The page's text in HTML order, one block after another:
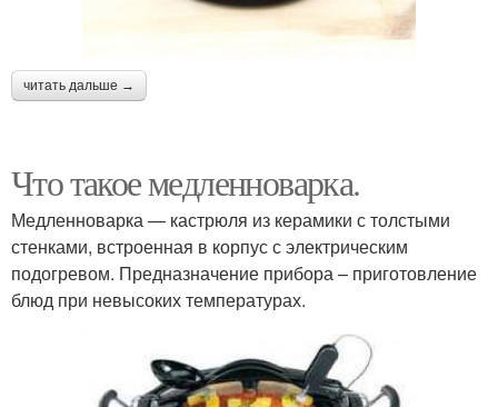
читать дальше →
Что такое медленноварка.
Медленноварка — кастрюля из керамики с толстыми
стенками, встроенная в корпус с электрическим
подогревом. Предназначение прибора – приготовление
блюд при невысоких температурах.